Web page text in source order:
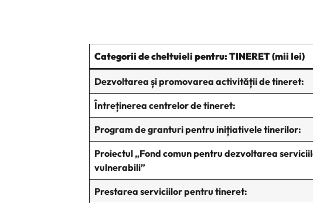
Categorii de cheltuieli pentru: TINERET (mii lei)
Dezvoltarea și promovarea activității de tineret:
Întreținerea centrelor de tineret:
Program de granturi pentru inițiativele tinerilor:
Proiectul „Fond comun pentru dezvoltarea
vulnerabili”
Prestarea serviciilor pentru tineret: